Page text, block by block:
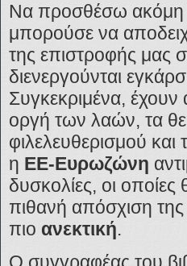
Να προσθέσω ακόμη
μπορούσε να
της επιστροφής μας
διενεργούνται
Συγκεκριμένα, έχουν
οργή των λαών, τα
φιλελευθερισμού και
η ΕΕ-Ευρωζώνη
δυσκολίες, οι
πιθανή απόσχιση
πιο ανεκτική.